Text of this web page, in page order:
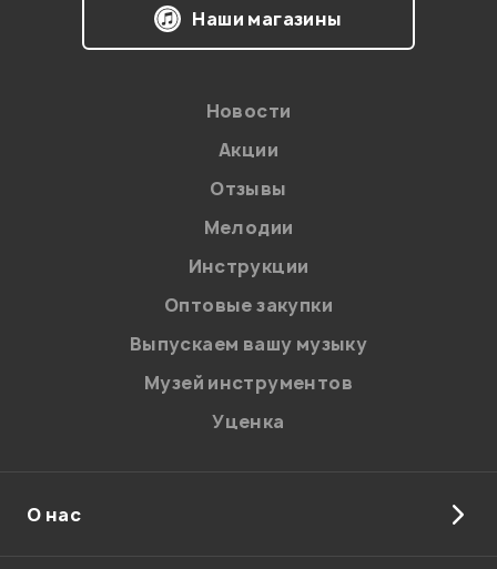
согласиена обработку персональных данных в
соответствии сПолитикой в отношении обработки
персональных данных.
Наши магазины
Новости
Акции
Отзывы
Мелодии
Инструкции
Оптовые закупки
Выпускаем вашу музыку
Музей инструментов
Уценка
О нас